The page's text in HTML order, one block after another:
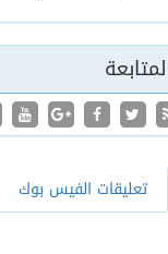
تعليقات الفيس بوك